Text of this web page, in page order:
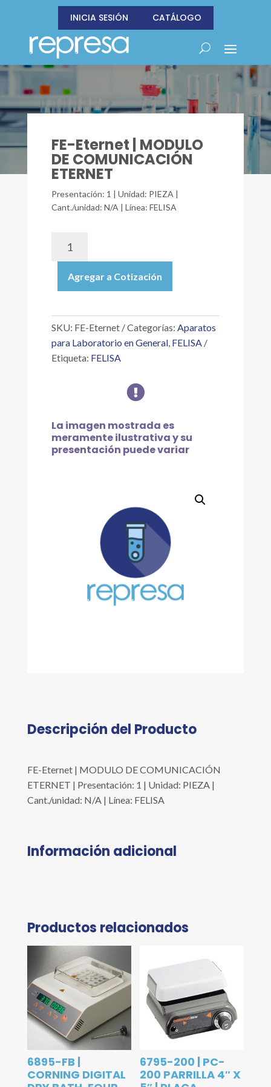
INICIA SESIÓN CATÁLOGO
FE-Eternet | MODULO
DE COMUNICACIÓN
ETERNET
Presentación: 1 | Unidad: PIEZA |
Cant./unidad: N/A | Línea: FELISA
Eternet
MODULO
DE
ETERNET
Agregar a Cotización
SKU: FE-Eternet Categorías: Aparatos
para Laboratorio en General, FELISA
Etiqueta: FELISA

La imagen mostrada es
meramente ilustrativa y su
presentación puede variar
Descripción del Producto
FE-Eternet | MODULO DE COMUNICACIÓN
ETERNET | Presentación: 1 | Unidad: PIEZA |
Cant./unidad: N/A | Línea: FELISA
Información adicional
Productos relacionados
6895-FB |
CORNING DIGITAL
6795-200 | PC-
200 PARRILLA 4″ X